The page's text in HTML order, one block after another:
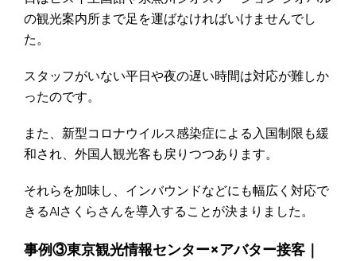
の観光案内所まで足を運ばなければいけませんでし
た。
スタッフがいない平日や夜の遅い時間は対応が難しか
ったのです。
また、新型コロナウイルス感染症による入国制限も緩
和され、外国人観光客も戻りつつあります。
それらを加味し、インバウンドなどにも幅広く対応で
きるAIさくらさんを導入することが決まりました。
事例③東京観光情報センター×アバター接客｜